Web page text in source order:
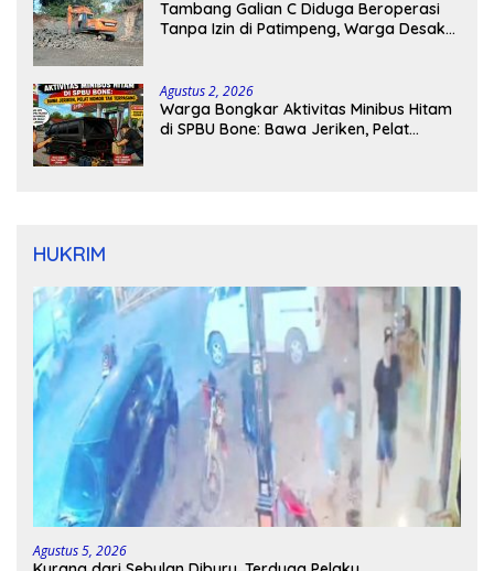
Tambang Galian C Diduga Beroperasi
Tanpa Izin di Patimpeng, Warga Desak
Agustus 2, 2026
Warga Bongkar Aktivitas Minibus Hitam
di SPBU Bone: Bawa Jeriken, Pelat
HUKRIM
Agustus 5, 2026